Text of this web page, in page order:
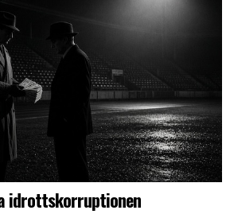
idrottskorruptionen